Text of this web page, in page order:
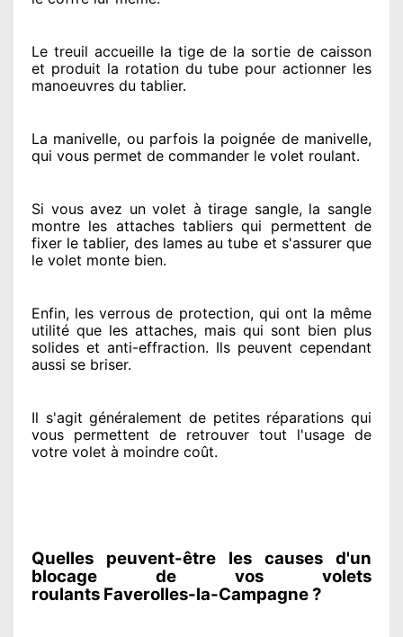
Le treuil accueille la tige de la sortie de caisson
et produit la rotation du tube pour actionner les
manoeuvres du tablier.
La manivelle, ou parfois la poignée de manivelle,
qui vous permet de commander le volet roulant.
Si vous avez un volet à tirage sangle, la sangle
montre les attaches tabliers qui permettent de
fixer le tablier, des lames au tube et s'assurerque
le volet monte bien.
Enfin, les verrous de protection, qui ont la même
utilité que les attaches, mais qui sont bien plus
solides et anti-effraction. Ils peuvent cependant
aussi se briser.
Il s'agit généralement de petites réparations qui
vous permettent de retrouver tout l'usage de
votre volet à moindre coût.
Quelles peuvent-être les causes d'un
blocage de vos volets
roulants Faverolles-la-Campagne ?